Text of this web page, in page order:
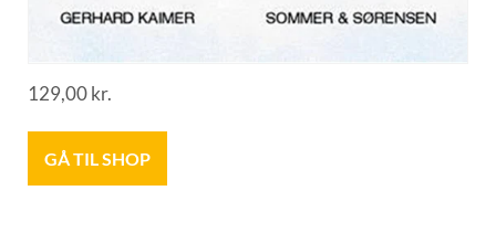
129,00kr.
GÅ TIL SHOP